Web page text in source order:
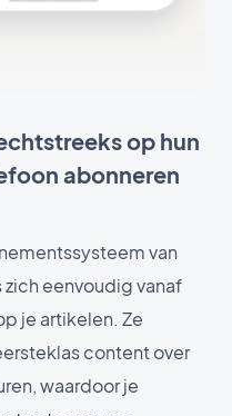
op hun
abonneren
van
zich eenvoudig vanaf
je artikelen. Ze
content over
waardoor je